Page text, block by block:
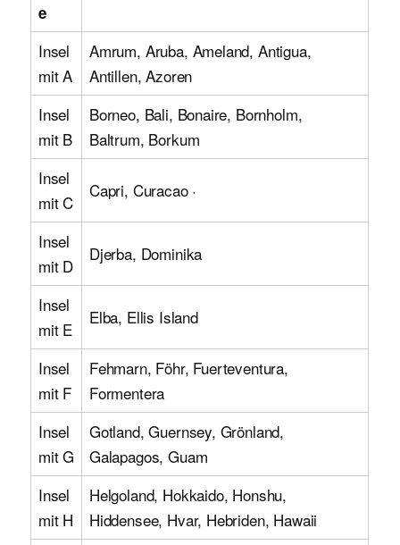
e
Insel
mit A
Amrum, Aruba, Ameland, Antigua,
Antillen, Azoren
Insel
mit B
Borneo, Bali, Bonaire, Bornholm,
Baltrum, Borkum
Insel
mit C
Capri, Curacao ·
Insel
mit D
Djerba, Dominika
Insel
mit E
Elba, Ellis Island
Insel
mit F
Fehmarn, Föhr, Fuerteventura,
Formentera
Insel
mit G
Gotland, Guernsey, Grönland,
Galapagos, Guam
Insel
mit H
Helgoland, Hokkaido, Honshu,
Hiddensee, Hvar, Hebriden, Hawaii